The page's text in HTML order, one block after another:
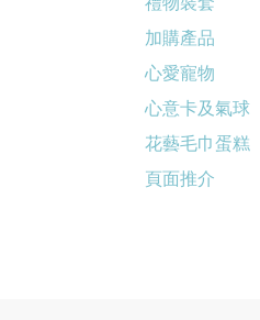
加購產品
心愛寵物
心意卡及氣球
花藝毛巾蛋糕
頁面推介